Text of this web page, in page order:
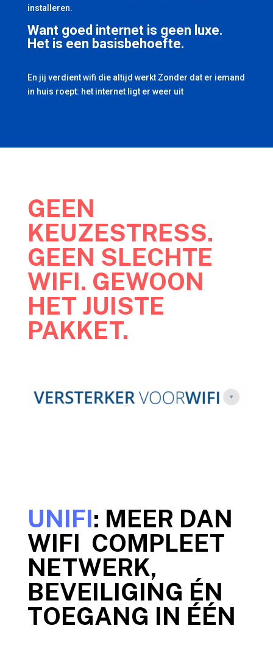
installeren.
Want goed internet is geen luxe.
Het is een basisbehoefte.
En jij verdient wifi die altijd werkt Zonder dat er iemand
in huis roept: het internet ligt er weer uit
GEEN
KEUZESTRESS.
GEEN SLECHTE
WIFI. GEWOON
HET JUISTE
PAKKET.
UNIFI: MEER DAN
WIFI COMPLEET
NETWERK,
BEVEILIGING ÉN
TOEGANG IN ÉÉN